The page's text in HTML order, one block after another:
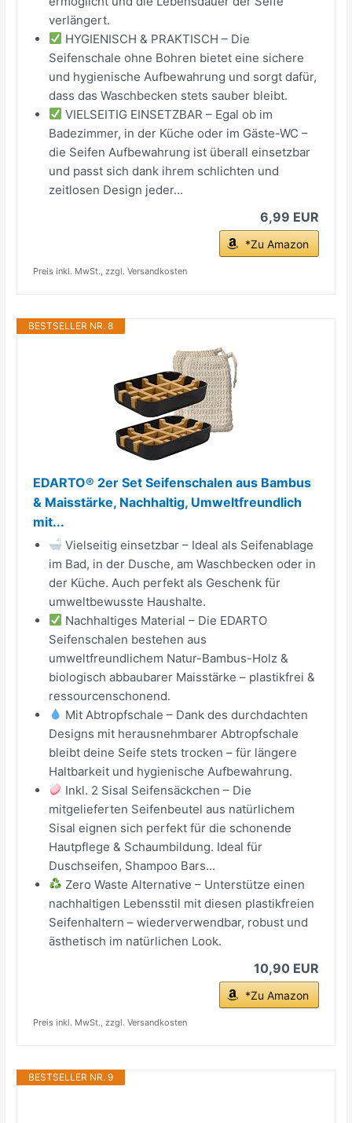
verlängert.
HYGIENISCH & PRAKTISCH – Die
Seifenschale ohne Bohren bietet eine sichere
und hygienische Aufbewahrung und sorgt dafür,
dass das Waschbecken stets sauber bleibt.
VIELSEITIG EINSETZBAR – Egal ob im
Badezimmer, in der Küche oder im Gäste-WC –
die Seifen Aufbewahrung ist überall einsetzbar
und passt sich dank ihrem schlichten und
zeitlosen Design jeder...
6,99 EUR
*Zu Amazon
Preis inkl. MwSt., zzgl. Versandkosten
BESTSELLER NR. 8
EDARTO® 2er Set Seifenschalen aus Bambus
& Maisstärke, Nachhaltig, Umweltfreundlich
mit...
Vielseitig einsetzbar – Ideal als Seifenablage
im Bad, in der Dusche, am Waschbecken oder in
der Küche. Auch perfekt als Geschenk für
umweltbewusste Haushalte.
Nachhaltiges Material – Die EDARTO
Seifenschalen bestehen aus
umweltfreundlichem Natur-Bambus-Holz &
biologisch abbaubarer Maisstärke – plastikfrei &
ressourcenschonend.
Mit Abtropfschale – Dank des durchdachten
Designs mit herausnehmbarer Abtropfschale
bleibt deine Seife stets trocken – für längere
Haltbarkeit und hygienische Aufbewahrung.
Inkl. 2 Sisal Seifensäckchen – Die
mitgelieferten Seifenbeutel aus natürlichem
Sisal eignen sich perfekt für die schonende
Hautpflege & Schaumbildung. Ideal für
Duschseifen, Shampoo Bars...
Zero Waste Alternative – Unterstütze einen
nachhaltigen Lebensstil mit diesen plastikfreien
Seifenhaltern – wiederverwendbar, robust und
ästhetisch im natürlichen Look.
10,90 EUR
*Zu Amazon
Preis inkl. MwSt., zzgl. Versandkosten
BESTSELLER NR. 9